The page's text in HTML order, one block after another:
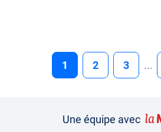
1 2 3 ...
Une équipe avec